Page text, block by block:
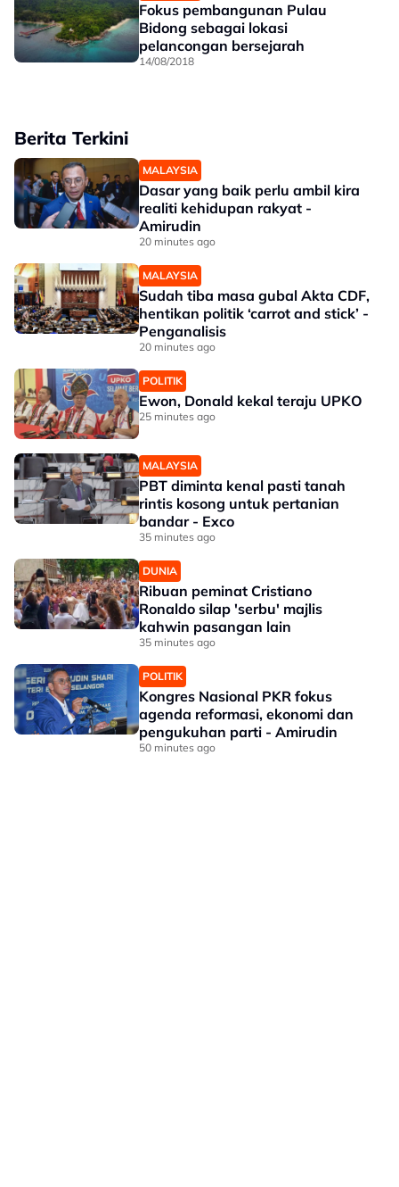
Fokus pembangunan Pulau
Bidong sebagai lokasi
pelancongan bersejarah
14/08/2018
Berita Terkini
MALAYSIA
Dasar yang baik perlu ambil kira
realiti kehidupan rakyat -
Amirudin
20 minutes ago
MALAYSIA
Sudah tiba masa gubal Akta CDF,
hentikan politik ‘carrot and stick’ -
Penganalisis
20 minutes ago
POLITIK
Ewon, Donald kekal teraju UPKO
25 minutes ago
MALAYSIA
PBT diminta kenal pasti tanah
rintis kosong untuk pertanian
bandar - Exco
35 minutes ago
DUNIA
Ribuan peminat Cristiano
Ronaldo silap 'serbu' majlis
kahwin pasangan lain
35 minutes ago
POLITIK
Kongres Nasional PKR fokus
agenda reformasi, ekonomi dan
pengukuhan parti - Amirudin
50 minutes ago